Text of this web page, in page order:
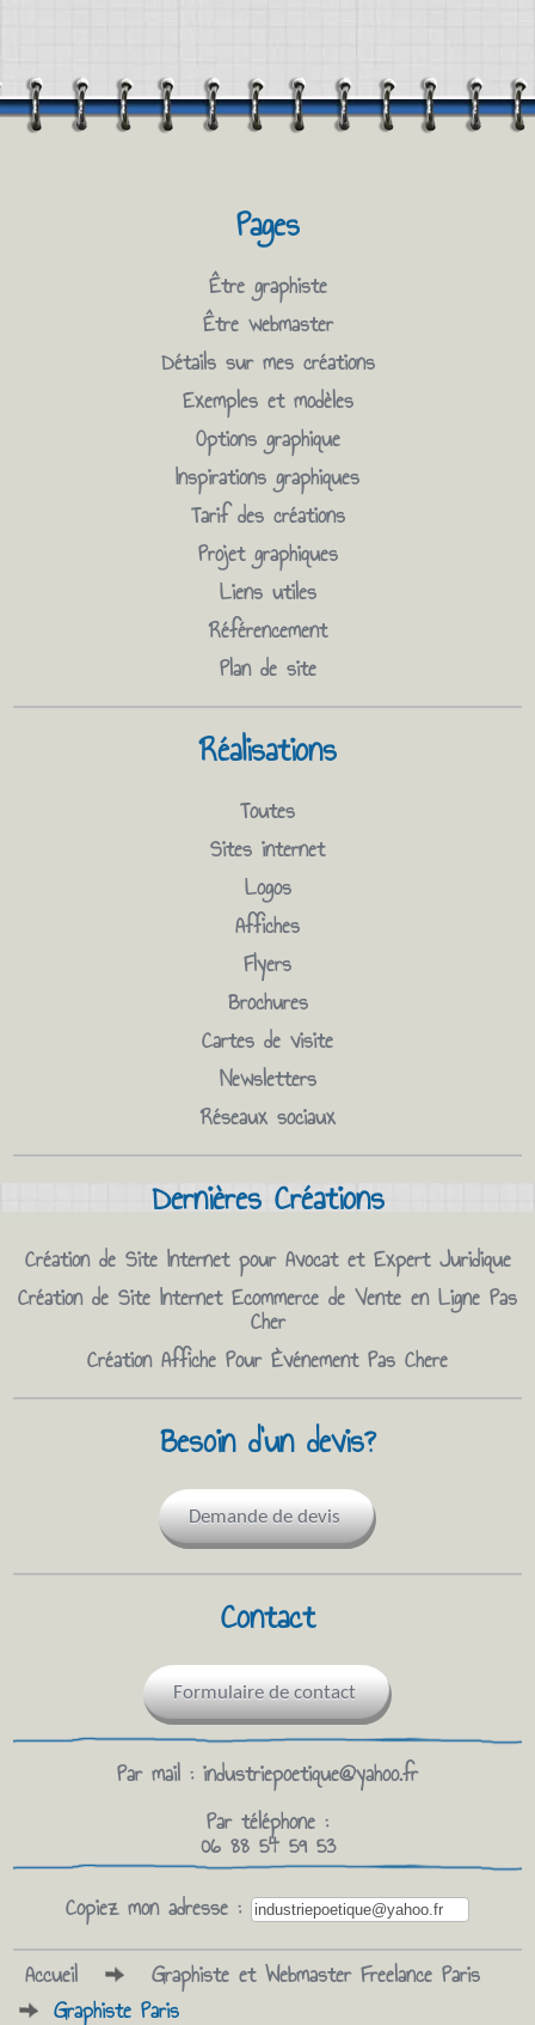
Pages
Être graphiste
Être webmaster
Détails sur mes créations
Exemples et modèles
Options graphique
Inspirations graphiques
Tarif des créations
Projet graphiques
Liens utiles
Référencement
Plan de site
Réalisations
Toutes
Sites internet
Logos
Affiches
Flyers
Brochures
Cartes de visite
Newsletters
Réseaux sociaux
Dernières Créations
Création de Site Internet pour Avocat et Expert Juridique
Création de Site Internet Ecommerce de Vente en Ligne Pas
Cher
Création Affiche Pour Èvénement Pas Chere
Besoin d'un devis?
Demande de devis
Contact
Formulaire de contact
Par mail : industriepoetique@yahoo.fr
Par téléphone :
06 88 54 59 53
Copiez mon adresse :
Accueil
Graphiste et Webmaster Freelance Paris
Graphiste Paris